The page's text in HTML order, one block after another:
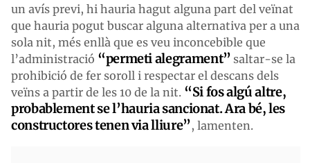
un avís previ, hi hauria hagut alguna part del veïnat
que hauria pogut buscar alguna alternativa per a una
sola nit, més enllà que es veu inconcebible que
l’administració “permeti alegrament” saltar-se la
prohibició de fer soroll i respectar el descans dels
veïns a partir de les 10 de la nit. “Si fos algú altre,
probablement se l’hauria sancionat. Ara bé, les
constructores tenen via lliure”, lamenten.